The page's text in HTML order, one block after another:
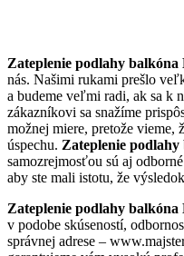
Zateplenie podlahy
nás. Našimi rukami prešlo
a budeme veľmi radi, ak sa k
zákazníkovi sa snažíme
možnej miere, pretože
úspechu. Zateplenie
samozrejmosťou sú aj
aby ste mali istotu, že
Zateplenie podlahy
v podobe skúseností,
správnej adrese –